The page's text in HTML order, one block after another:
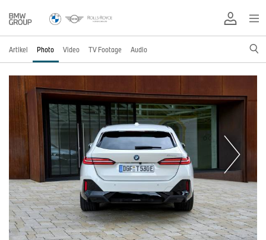
Artikel Photo Video TV Footage Audio